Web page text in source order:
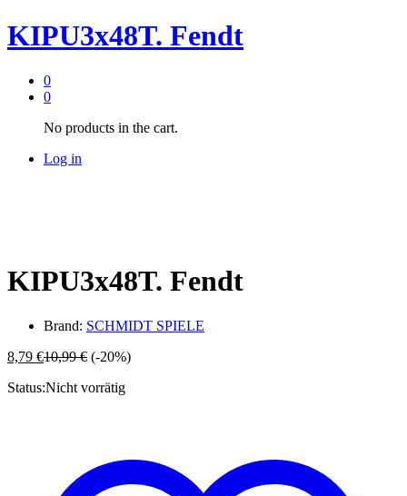
KIPU3x48T. Fendt
0
0
No products in the cart.
Log in
KIPU3x48T. Fendt
Brand: SCHMIDT SPIELE
8,79 €10,99€ (-20%)
Status:Nicht vorrätig